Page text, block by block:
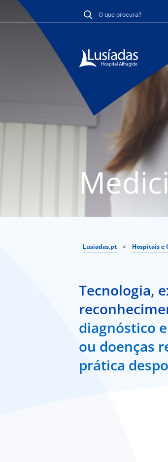
Lusiadas.pt > Hospitais e
Tecnologia,
diagnóstico
ou doenças
prática